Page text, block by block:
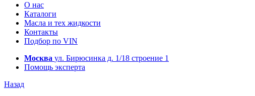
О нас
Каталоги
Масла и тех жидкости
Контакты
Подбор по VIN
Москва ул. Бирюсинка д. 1/18 строение 1
Помощь эксперта
Назад